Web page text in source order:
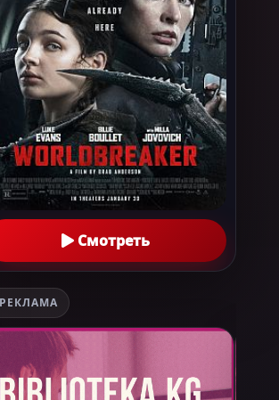
Смотреть
РЕКЛАМА